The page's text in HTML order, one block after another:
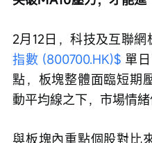
2月12日，科技及互聯
指數 (800700.HK)$ 單
點，板塊整體面臨短期
動平均線之下，市場情緒
與板塊內重點個股對比